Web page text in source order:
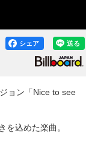
送る
シェア
ョン「Nice to see
込めた楽曲。